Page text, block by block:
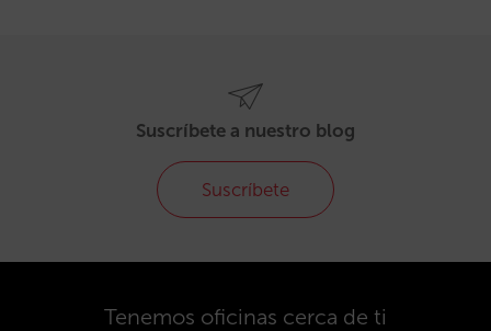
Suscríbete a nuestro blog
Suscríbete
Tenemos oficinas cerca de ti